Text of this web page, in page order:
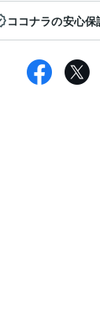
ココナラの安心保